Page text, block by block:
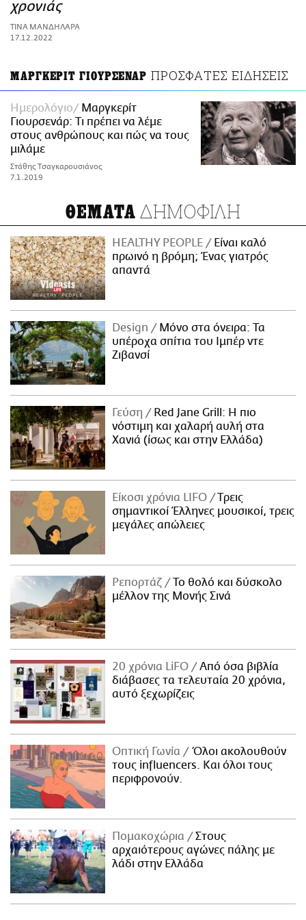
PRINT
χρονιάς
ΤΙΝΑ ΜΑΝΔΗΛΑΡΑ
17.12.2022
ΜΑΡΓΚΕΡΙΤ ΓΙΟΥΡΣΕΝΑΡ ΠΡΟΣΦΑΤΕΣ ΕΙΔΗΣΕΙΣ
Ημερολόγιο
Μαργκερίτ
Γιουρσενάρ: Τι πρέπει να λέμε
στους ανθρώπους και πώς να τους
μιλάμε
Στάθης Τσαγκαρουσιάνος
7.1.2019
ΘΕΜΑΤΑ ΔΗΜΟΦΙΛΗ
HEALTHY PEOPLE
Είναι καλό
πρωινό η βρόμη; Ένας γιατρός
απαντά
Design
Μόνο στα όνειρα: Τα
υπέροχα σπίτια του Ιμπέρ ντε
Ζιβανσί
Γεύση
Red Jane Grill: Η πιο
νόστιμη και χαλαρή αυλή στα
Χανιά (ίσως και στην Ελλάδα)
Είκοσι χρόνια LIFO
Tρεις
σημαντικοί Έλληνες μουσικοί, τρεις
μεγάλες απώλειες
Ρεπορτάζ
Το θολό και δύσκολο
μέλλον της Μονής Σινά
20 χρόνια LiFO
Από όσα βιβλία
διάβασες τα τελευταία 20 χρόνια,
αυτό ξεχωρίζεις
Οπτική Γωνία
Όλοι ακολουθούν
τους influencers. Και όλοι τους
περιφρονούν.
Πομακοχώρια
Στους
αρχαιότερους αγώνες πάλης με
λάδι στην Ελλάδα